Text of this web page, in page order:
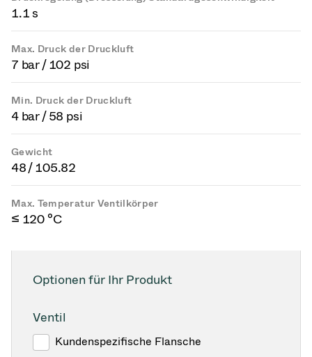
1.1 s
Max. Druck der Druckluft
7 bar / 102 psi
Min. Druck der Druckluft
4 bar / 58 psi
Gewicht
48 / 105.82
Max. Temperatur Ventilkörper
≤ 120 °C
Optionen für Ihr Produkt
Ventil
Kundenspezifische Flansche